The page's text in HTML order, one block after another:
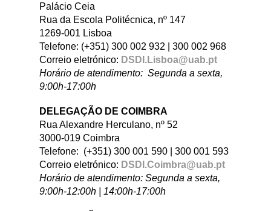
Palácio Ceia
Rua da Escola Politécnica, nº 147
1269-001 Lisboa
Telefone: (+351) 300 002 932 | 300 002 968
Correio eletrónico: DSDI.Lisboa@uab.pt
Horário de atendimento: Segunda a sexta,
9:00h-17:00h
DELEGAÇÃO DE COIMBRA
Rua Alexandre Herculano, nº 52
3000-019 Coimbra
Telefone: (+351) 300 001 590 | 300 001 593
Correio eletrónico: DSDI.Coimbra@uab.pt
Horário de atendimento: Segunda a sexta,
9:00h-12:00h | 14:00h-17:00h